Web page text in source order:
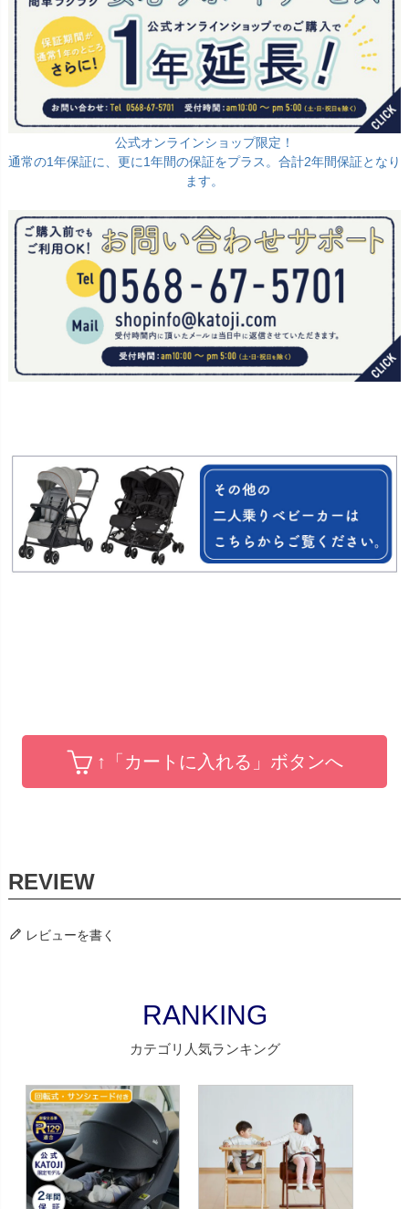
公式オンラインショップ限定！
通常の1年保証に、更に1年間の保証をプラス。合計2年間保証となり
ます。
↑「カートに入れる」ボタンへ
レビューを書く
RANKING
カテゴリ人気ランキング